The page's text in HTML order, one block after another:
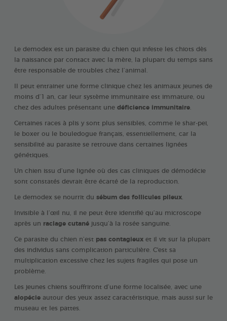
Le demodex est un parasite du chien qui infeste les chiots dès
la naissance par contact avec la mère, la plupart du temps sans
être responsable de troubles chez l’animal.
Il peut entrainer une forme clinique chez les animaux jeunes de
moins d’1 an, car leur système immunitaire est immature, ou
chez des adultes présentant une déficience immunitaire
Certaines races à plis y sont plus sensibles, comme le shar-pei,
le boxer ou le bouledogue français, essentiellement, car la
sensibilité au parasite se retrouve dans certaines lignées
génétiques.
Un chien issu d’une lignée où des cas cliniques de démodécie
sont constatés devrait être écarté de la reproduction.
Le demodex se nourrit du sébum des follicules pileux
Invisible à l’œil nu, il ne peut être identifié qu’au microscope
après un raclage cutané jusqu’à la rosée sanguine.
Ce parasite du chien n’est pas contagieux et il vit sur la plupart
des individus sans complication particulière. C'est sa
multiplication excessive chez les sujets fragiles qui pose un
problème.
Les jeunes chiens souffriront d’une forme localisée, avec une
alopécie autour des yeux assez caractéristique, mais aussi sur le
museau et les pattes.